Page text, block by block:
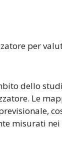
per
dello
Le
misurati